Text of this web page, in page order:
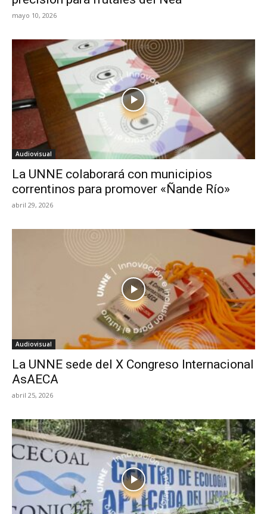
mayo 10, 2026
Audiovisual
La UNNE colaborará con municipios
correntinos para promover «Ñande Río»
abril 29, 2026
Audiovisual
La UNNE sede del X Congreso Internacional
AsAECA
abril 25, 2026